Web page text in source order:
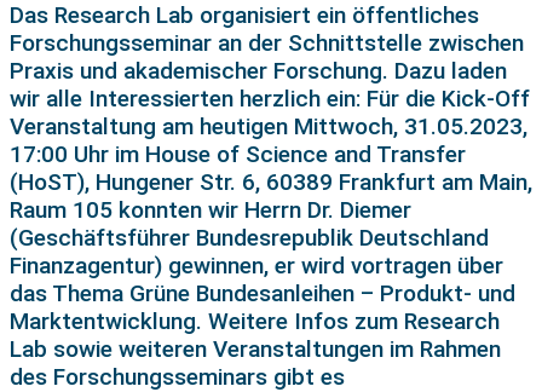
Das Research Lab organisiert ein öffentliches
Forschungsseminar an der Schnittstelle zwischen
Praxis und akademischer Forschung. Dazu laden
wir alle Interessierten herzlich ein: Für die Kick-Off
Veranstaltung am heutigen Mittwoch, 31.05.2023,
17:00 Uhr im House of Science and Transfer
(HoST), Hungener Str. 6, 60389 Frankfurt am Main,
Raum 105 konnten wir Herrn Dr. Diemer
(Geschäftsführer Bundesrepublik Deutschland
Finanzagentur) gewinnen, er wird vortragen über
das Thema Grüne Bundesanleihen – Produkt- und
Marktentwicklung. Weitere Infos zum Research
Lab sowie weiteren Veranstaltungen im Rahmen
des Forschungsseminars gibt es